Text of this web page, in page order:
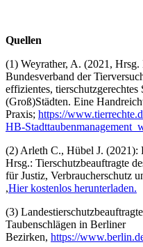
Quellen
(1) Weyrather, A. (2021,
Bundesverband der
effizientes, tierschutzgerechtes
(Groß)Städten. Eine
Praxis; https://
HB-
(2) Arleth C., Hübel J. (2021):
Hrsg.: Tierschutzbeauftragte
für Justiz, Verbraucherschutz
,Hier kostenlos herunterladen.
(3)
Taubenschlägen in Berliner
Bezirken, https://